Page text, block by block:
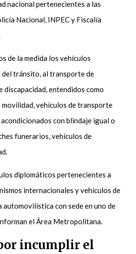
nacional pertenecientes a las
Nacional, INPEC y Fiscalía
de la medida los vehículos
tránsito, al transporte de
discapacidad, entendidos como
vehículos de transporte
con blindaje igual o
funerarios, vehículos de
diplomáticos pertenecientes a
internacionales y vehículos de
automovilística con sede en uno de
el Área Metropolitana.
incumplir el